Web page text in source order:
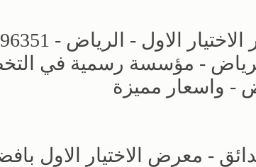
- مؤسسة رسمية في
- واسعار مميزة
- معرض الاختيار الاول